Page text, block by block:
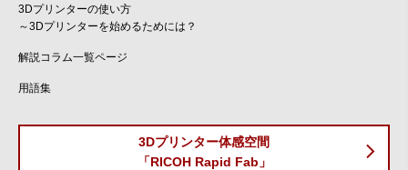
3Dプリンターの使い方
～3Dプリンターを始めるためには？
解説コラム一覧ページ
用語集
3Dプリンター体感空間
「RICOH Rapid Fab」